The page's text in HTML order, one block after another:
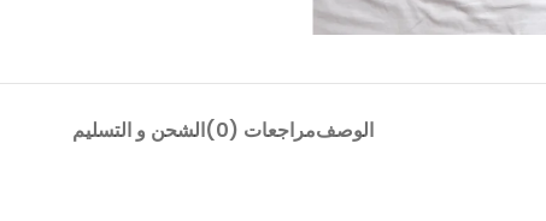
الوصفمراجعات (0) الشحن و التسليم